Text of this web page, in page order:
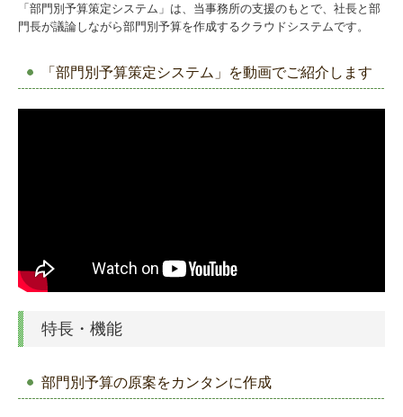
「部門別予算策定システム」は、当事務所の支援のもとで、社長と部
門長が議論しながら部門別予算を作成するクラウドシステムです。
「部門別予算策定システム」を動画でご紹介します
特長・機能
部門別予算の原案をカンタンに作成